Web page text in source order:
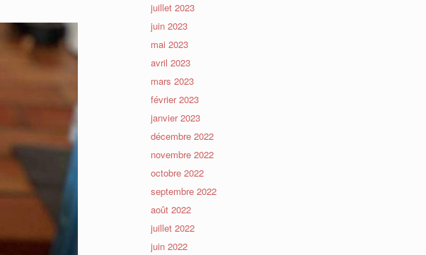
juillet 2023
juin 2023
mai 2023
avril 2023
mars 2023
février 2023
janvier 2023
décembre 2022
novembre 2022
octobre 2022
septembre 2022
août 2022
juillet 2022
juin 2022